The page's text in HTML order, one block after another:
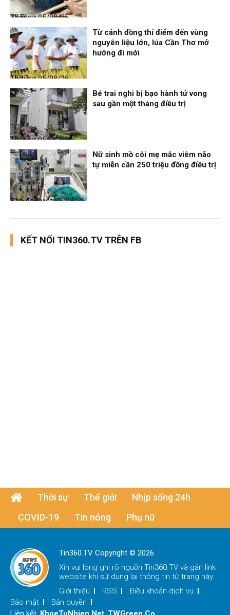
Thời sự
05/08/26, 23:56
Thời sự
05/08/26, 19:17
Từ cánh đồng thí điểm đến vùng
nguyên liệu lớn, lúa Cần Thơ mở
hướng đi mới
Thời sự
05/08/26, 12:06
Bé trai nghi bị bạo hành tử vong
sau gần một tháng điều trị
Bạn đọc viết
05/08/26, 11:57
Nữ sinh mồ côi mẹ mắc viêm não
tự miễn cần 250 triệu đồng điều trị
KẾT NỐI TIN360.TV TRÊN FB
Thời sự Thế giới
Nhịp sống 24h
COVID-19
Tin nóng Phụ nữ
Tin360.TV Copyright © 2026.
Xin vui lòng ghi rõ nguồn Tin360.TV và gắn link
website khi sử dụng lại thông tin từ trang này.
Giới thiệu
RSS
Điều khoản dịch vụ
Bảo mật
Bản quyền